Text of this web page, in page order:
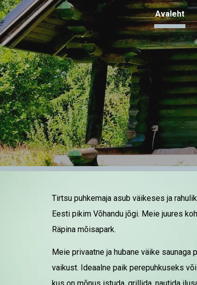
Avaleht
Tirtsu puhkemaja asub väikeses ja
Eesti pikim Võhandu jõgi. Meie juures
Räpina mõisapark.
Meie privaatne ja hubane väike
vaikust. Ideaalne paik perepuhkuseks